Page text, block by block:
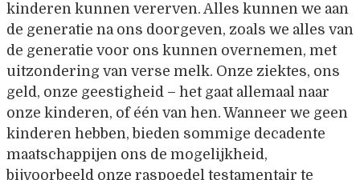
kinderen kunnen vererven. Alles kunnen we aan
de generatie na ons doorgeven, zoals we alles van
de generatie voor ons kunnen overnemen, met
uitzondering van verse melk. Onze ziektes, ons
geld, onze geestigheid – het gaat allemaal naar
onze kinderen, of één van hen. Wanneer we geen
kinderen hebben, bieden sommige decadente
maatschappijen ons de mogelijkheid,
bijvoorbeeld onze raspoedel testamentair te